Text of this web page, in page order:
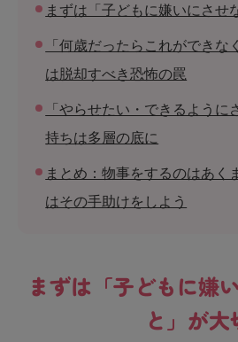
まずは「子どもに嫌いにさせ
「何歳だったらこれができな
は脱却すべき恐怖の罠
「やらせたい・できるように
持ちは多層の底に
まとめ：物事をするのはあく
はその手助けをしよう
まずは「子どもに嫌
と」が大